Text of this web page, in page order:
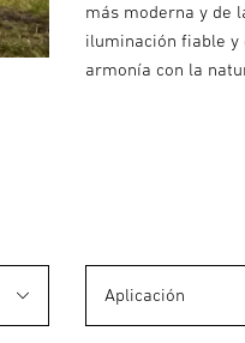
más moderna y de
iluminación fiable y
armonía con la
Aplicación